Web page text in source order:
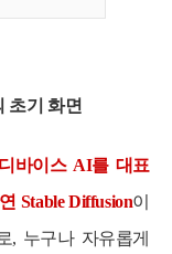
초기 화면
바이스 AI를 대표
Stable Diffusion이
, 누구나 자유롭게